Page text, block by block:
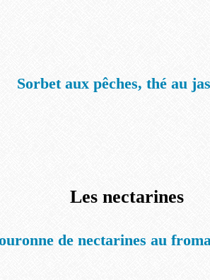
Sorbet aux pêches, thé au
Les nectarines
de nectarines au